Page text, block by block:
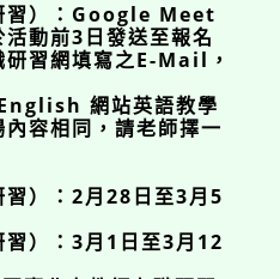
習）：Google Meet
活動前3日發送至報名
習網填寫之E-Mail，
網站英語教學
容相同，請老師擇一
習）：2月28日至3月5
習）：3月1日至3月12